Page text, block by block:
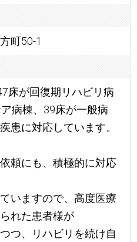
町50-1
床が回復期リハビリ病
病棟、39床が一般病
患に対応しています。
頼にも、積極的に対応
いますので、高度医療
れた患者様が
つ、リハビリを続け自